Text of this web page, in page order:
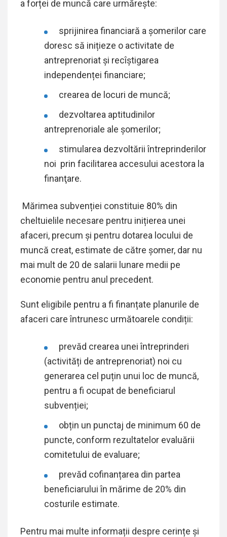
a forței de muncă care urmăreşte:
sprijinirea financiară a șomerilor care
doresc să inițieze o activitate de
antreprenoriat și recîștigarea
independenței financiare;
crearea de locuri de muncă;
dezvoltarea aptitudinilor
antreprenoriale ale șomerilor;
stimularea dezvoltării întreprinderilor
noi prin facilitarea accesului acestora la
finanţare.
Mărimea subvenției constituie 80% din
cheltuielile necesare pentru inițierea unei
afaceri, precum și pentru dotarea locului de
muncă creat, estimate de către șomer, dar nu
mai mult de 20 de salarii lunare medii pe
economie pentru anul precedent.
Sunt eligibile pentru a fi finanțate planurile de
afaceri care întrunesc următoarele condiții:
prevăd crearea unei întreprinderi
(activități de antreprenoriat) noi cu
generarea cel puțin unui loc de muncă,
pentru a fi ocupat de beneficiarul
subvenției;
obțin un punctaj de minimum 60 de
puncte, conform rezultatelor evaluării
comitetului de evaluare;
prevăd cofinanțarea din partea
beneficiarului în mărime de 20% din
costurile estimate.
Pentru mai multe informații despre cerințe și